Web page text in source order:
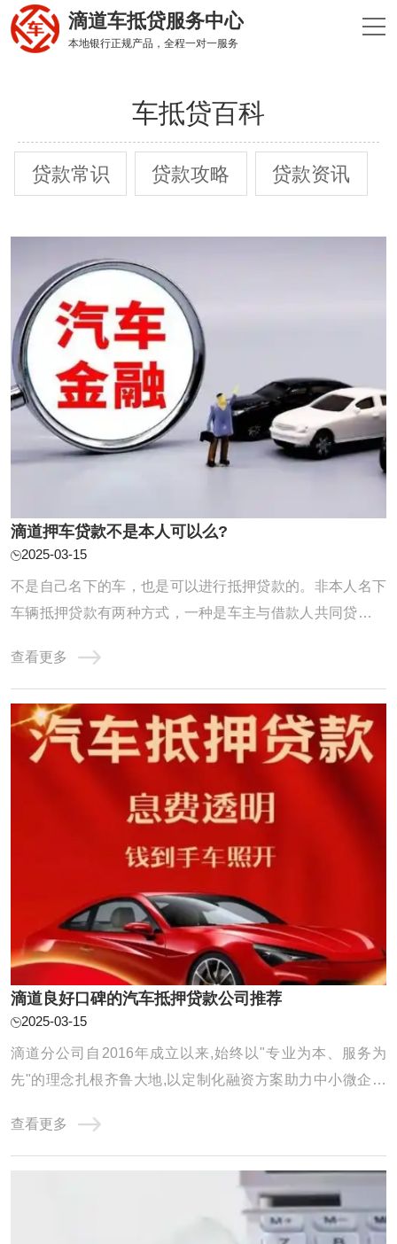
滴道车抵贷服务中心
本地银行正规产品，全程一对一服务
车抵贷百科
贷款常识 贷款攻略 贷款资讯
滴道押车贷款不是本人可以么?
2025-03-15
不是自己名下的车，也是可以进行抵押贷款的。非本人名下
车辆抵押贷款有两种方式，一种是车主与借款人共同贷款，
资人作为借款人，车主无需到场办理相关手续。不过，由于
不清楚抵押车辆是否在征得车主的同意下进行，所以贷款机
构会通过提高利息的方式，弥补经营风险。正 ...
查看更多
滴道良好口碑的汽车抵押贷款公司推荐
2025-03-15
滴道分公司自2016年成立以来,始终以"专业为本、服务为
先"的理念扎根齐鲁大地,以定制化融资方案助力中小微企业
得到显著增长,在亮眼数据的背后,是团队对服务品质的极致追
求和对客户需求的深刻洞察。 选择可靠的汽车抵押贷款公司
是非常重要的。以下是一些广泛认可的汽车 ...
查看更多